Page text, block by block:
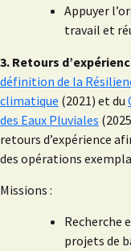
Appuyer
travail et
3. Retours
définition de la
climatique (2021) et du
des Eaux Pluviales
retours d’expérience
des opérations
Missions :
Recherche
projets de